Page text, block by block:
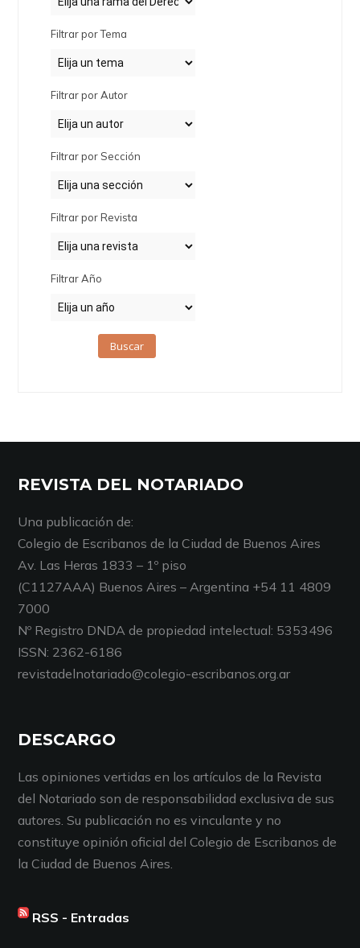
Filtrar por Tema
Filtrar por Autor
Filtrar por Sección
Filtrar por Revista
Filtrar Año
Buscar
REVISTA DEL NOTARIADO
Una publicación de:
Colegio de Escribanos de la Ciudad de Buenos Aires
Av. Las Heras 1833 – 1º piso
(C1127AAA) Buenos Aires – Argentina +54 11 4809
7000
Nº Registro DNDA de propiedad intelectual: 5353496
ISSN: 2362-6186
revistadelnotariado@colegio-escribanos.org.ar
DESCARGO
Las opiniones vertidas en los artículos de la Revista
del Notariado son de responsabilidad exclusiva de sus
autores. Su publicación no es vinculante y no
constituye opinión oficial del Colegio de Escribanos de
la Ciudad de Buenos Aires.
RSS - Entradas